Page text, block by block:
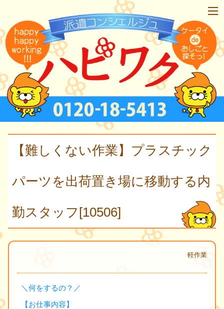
【難しくない作業】プラスチック
パーツを出荷置き場に移動する内
勤スタッフ[10506]
軽作業
＼何をするの？／
【お仕事内容】